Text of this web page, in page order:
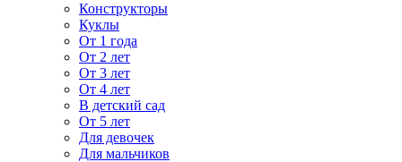
Конструкторы
Куклы
От 1 года
От 2 лет
От 3 лет
От 4 лет
В детский сад
От 5 лет
Для девочек
Для мальчиков